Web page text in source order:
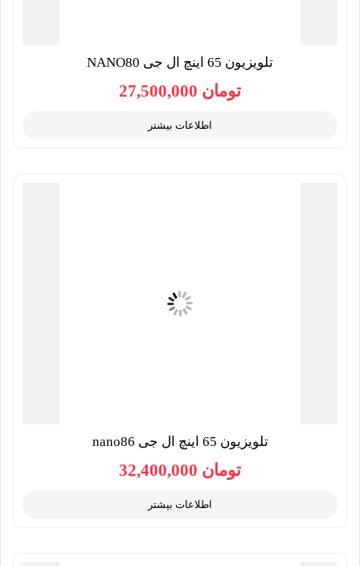
تلویزیون 65 اینچ ال جی NANO80
تومان
اطلاعات بیشتر
تلویزیون 65 اینچ ال جی nano86
تومان
اطلاعات بیشتر